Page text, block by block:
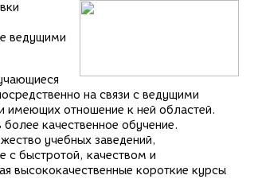
ведущими
на связи с ведущими
имеющих отношение к ней областей.
качественное обучение.
учебных заведений,
с быстротой, качеством и
высококачественные короткие курсы